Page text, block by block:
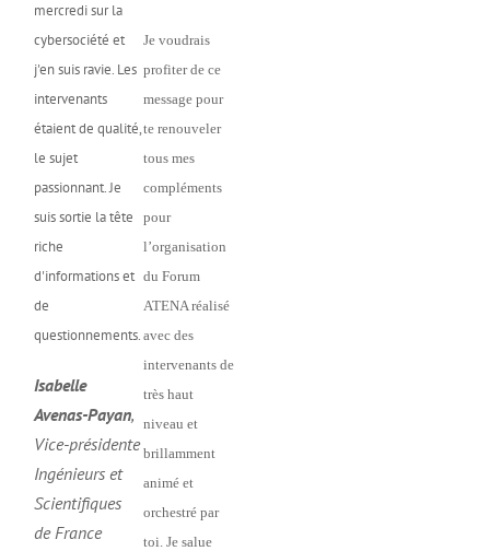
mercredi sur la
cybersociété et
j'en suis ravie. Les
intervenants
étaient de qualité,
le sujet
passionnant. Je
suis sortie la tête
riche
d'informations et
de
questionnements.
Isabelle
Avenas-Payan,
Vice-présidente
Ingénieurs et
Scientifiques
de France
Je voudrais
profiter de ce
message pour
te renouveler
tous mes
compléments
pour
l’organisation
du Forum
ATENA réalisé
avec des
intervenants de
très haut
niveau et
brillamment
animé et
orchestré par
toi. Je salue